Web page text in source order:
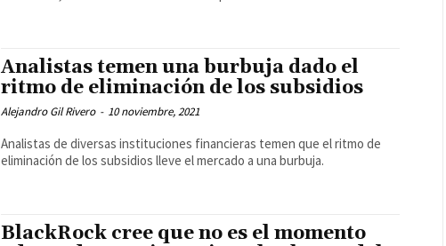
Analistas temen una burbuja dado el
ritmo de eliminación de los subsidios
Alejandro Gil Rivero - 10 noviembre, 2021
Analistas de diversas instituciones financieras temen que el ritmo de
eliminación de los subsidios lleve el mercado a una burbuja.
BlackRock cree que no es el momento